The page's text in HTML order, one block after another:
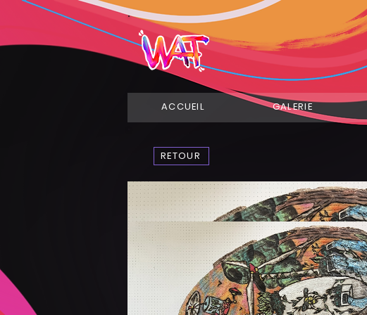
ACCUEIL GALERIE
RETOUR